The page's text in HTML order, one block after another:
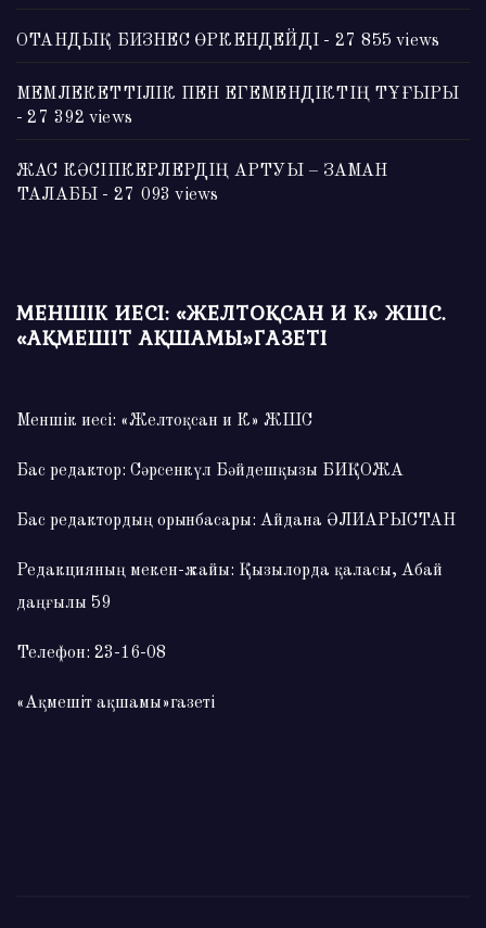
ОТАНДЫҚ БИЗНЕС ӨРКЕНДЕЙДІ - 27 855 views
МЕМЛЕКЕТТІЛІК ПЕН ЕГЕМЕНДІКТІҢ ТҰҒЫРЫ
- 27 392 views
ЖАС КӘСІПКЕРЛЕРДІҢ АРТУЫ – ЗАМАН
ТАЛАБЫ - 27 093 views
МЕНШІК ИЕСІ: «ЖЕЛТОҚСАН И К» ЖШС.
«АҚМЕШІТ АҚШАМЫ»ГАЗЕТІ
Меншік иесі: «Желтоқсан и К» ЖШС
Бас редактор: Сәрсенкүл Бәйдешқызы БИҚОЖА
Бас редактордың орынбасары: Айдана ӘЛИАРЫСТАН
Редакцияның мекен-жайы: Қызылорда қаласы, Абай
даңғылы 59
Телефон: 23-16-08
«Ақмешіт ақшамы»газеті